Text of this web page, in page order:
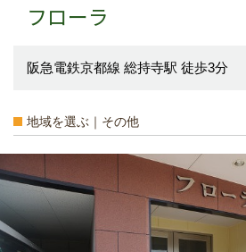
フローラ
阪急電鉄京都線 総持寺駅 徒歩3分
地域を選ぶ｜その他